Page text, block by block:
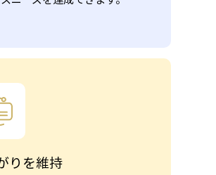
りを維持